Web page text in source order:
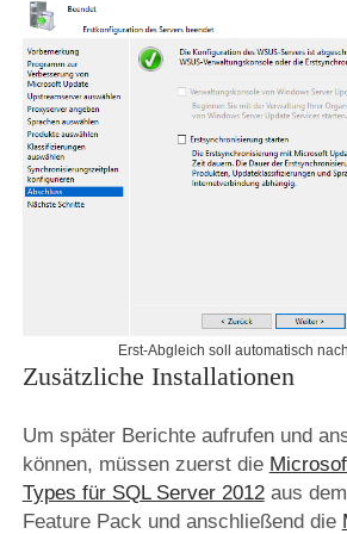
Erst-Abgleich soll automatisch
Zusätzliche Installationen
Um später Berichte aufrufen und
können, müssen zuerst die
Types für SQL Server 2012aus
Feature Pack und anschließend die